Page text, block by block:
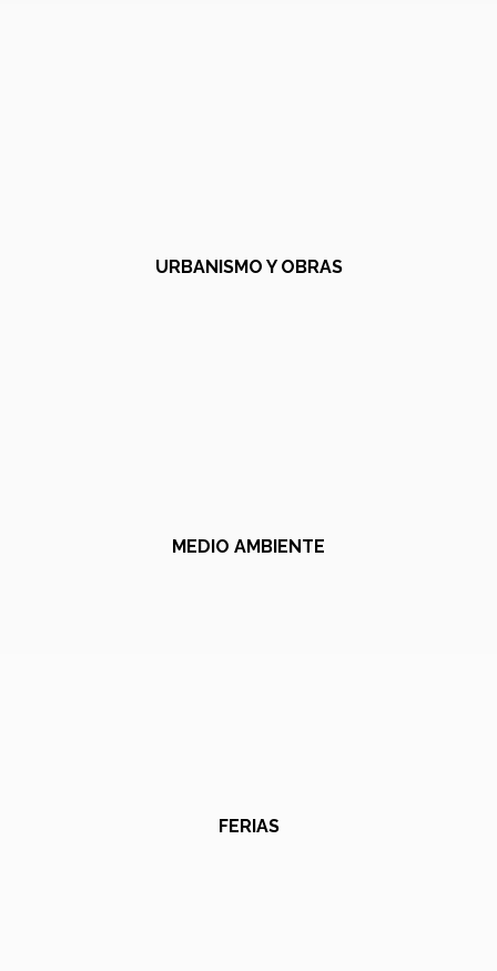
URBANISMO Y OBRAS
MEDIO AMBIENTE
FERIAS